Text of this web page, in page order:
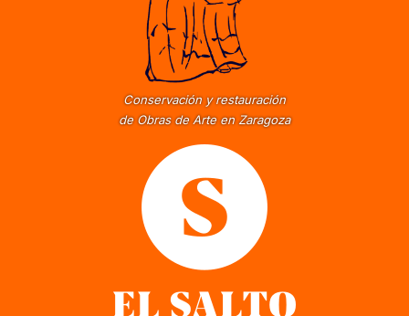
Conservación y restauración
de Obras de Arte en Zaragoza